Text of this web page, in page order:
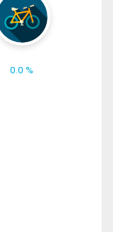
0.0 %